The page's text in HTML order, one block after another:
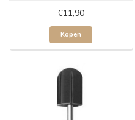
€11,90
Kopen